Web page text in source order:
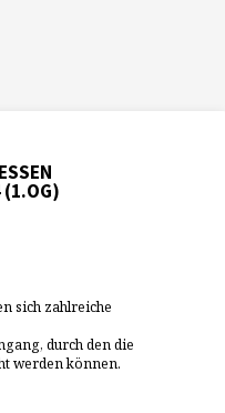
(1.OG)
sich zahlreiche
durch den die
werden können.